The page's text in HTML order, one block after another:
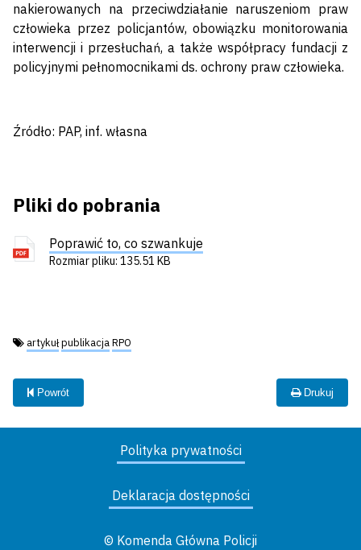
nakierowanych na przeciwdziałanie naruszeniom praw
człowieka przez policjantów, obowiązku monitorowania
interwencji i przesłuchań, a także współpracy fundacji z
policyjnymi pełnomocnikami ds. ochrony praw człowieka.
Źródło: PAP, inf. własna
Pliki do pobrania
Poprawić to, co szwankuje
Rozmiar pliku: 135.51 KB
Tagi:
artykułpublikacjaRPO
Powrót Drukuj
Polityka prywatności
Deklaracja dostępności
© Komenda Główna Policji